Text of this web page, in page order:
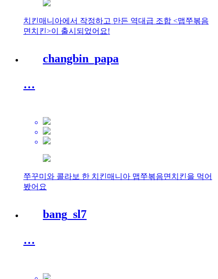
치킨매니아에서 작정하고 만든 역대급 조합 <맵쭈볶음
면치킨>이 출시되었어요!
changbin_papa
…
쭈꾸미와 콜라보 한 치킨매니아 맵쭈볶음면치킨을 먹어
봤어요
bang_sl7
…